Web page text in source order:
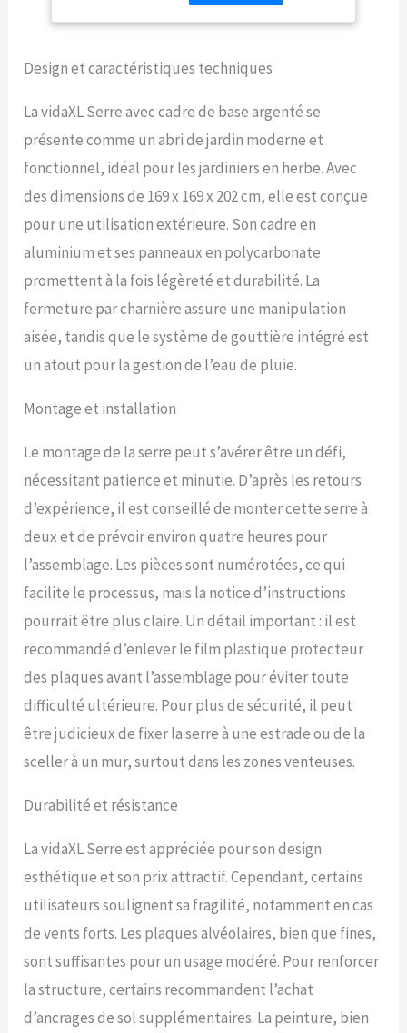
le cadre de la serre est en
aluminium résistant à la
pour une résistance au
élevées. 【Panneau
résistant aux UV et durable
:】 les plaques sont
constituées de panneaux
latéraux en polycarbonate
résistant aux UV, légers,
durables et faciles à
résister aux vents et à la
neige. 【Conception
serre est équipé d'un
profilé inférieur en
6 cm qui peut être
de base supplémentaires.
base supplémentaire de 7
cm en acier galvanisé pour
structurelle. 【Conception
bien pensée :】 le système
permet efficacement
l'évacuation de l'eau et la
conçue avec 5 angles
réglables pour la
circulation de l'air afin
d'équilibrer l'humidité et la
température. La porte
battante vous permet
également d'entrer plus
Design et caractéristiques techniques
La vidaXL Serre avec cadre de base argenté se
présente comme un abri de jardin moderne et
fonctionnel, idéal pour les jardiniers en herbe. Avec
des dimensions de 169 x 169 x 202 cm, elle est conçue
pour une utilisation extérieure. Son cadre en
aluminium et ses panneaux en polycarbonate
promettent à la fois légèreté et durabilité. La
fermeture par charnière assure une manipulation
aisée, tandis que le système de gouttière intégré est
un atout pour la gestion de l’eau de pluie.
Montage et installation
Le montage de la serre peut s’avérer être un défi,
nécessitant patience et minutie. D’après les retours
d’expérience, il est conseillé de monter cette serre à
deux et de prévoir environ quatre heures pour
l’assemblage. Les pièces sont numérotées, ce qui
facilite le processus, mais la notice d’instructions
pourrait être plus claire. Un détail important : il est
recommandé d’enlever le film plastique protecteur
des plaques avant l’assemblage pour éviter toute
difficulté ultérieure. Pour plus de sécurité, il peut
être judicieux de fixer la serre à une estrade ou de la
sceller à un mur, surtout dans les zones venteuses.
Durabilité et résistance
La vidaXL Serre est appréciée pour son design
esthétique et son prix attractif. Cependant, certains
utilisateurs soulignent sa fragilité, notamment en cas
de vents forts. Les plaques alvéolaires, bien que fines,
sont suffisantes pour un usage modéré. Pour renforcer
la structure, certains recommandent l’achat
d’ancrages de sol supplémentaires. La peinture, bien